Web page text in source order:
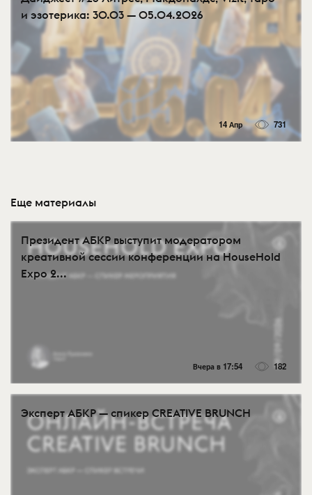
и эзотерика: 30.03 — 05.04.2026
14 Апр 731
Еще материалы
Президент АБКР выступит модератором
креативной сессии конференции на HouseHold
Expo 2...
Вчера в 17:54 182
Эксперт АБКР — спикер CREATIVE BRUNCH